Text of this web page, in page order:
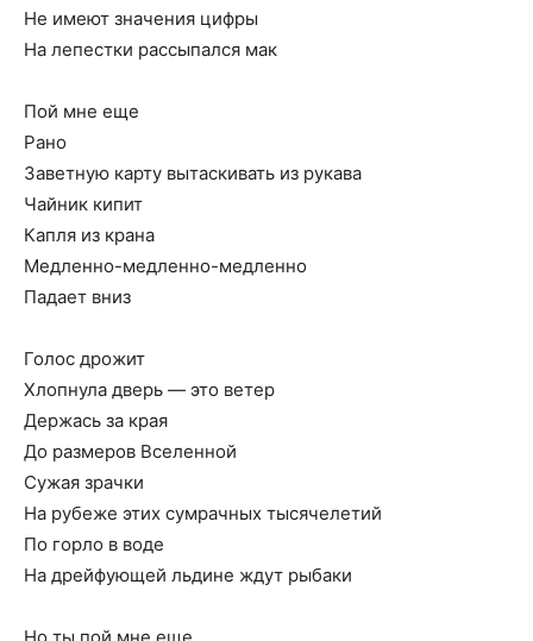
Не имеют значения цифры
На лепестки рассыпался мак
Пой мне еще
Рано
Заветную карту вытаскивать из рукава
Чайник кипит
Капля из крана
Медленно-медленно-медленно
Падает вниз
Голос дрожит
Хлопнула дверь — это ветер
Держась за края
До размеров Вселенной
Сужая зрачки
На рубеже этих сумрачных тысячелетий
По горло в воде
На дрейфующей льдине ждут рыбаки